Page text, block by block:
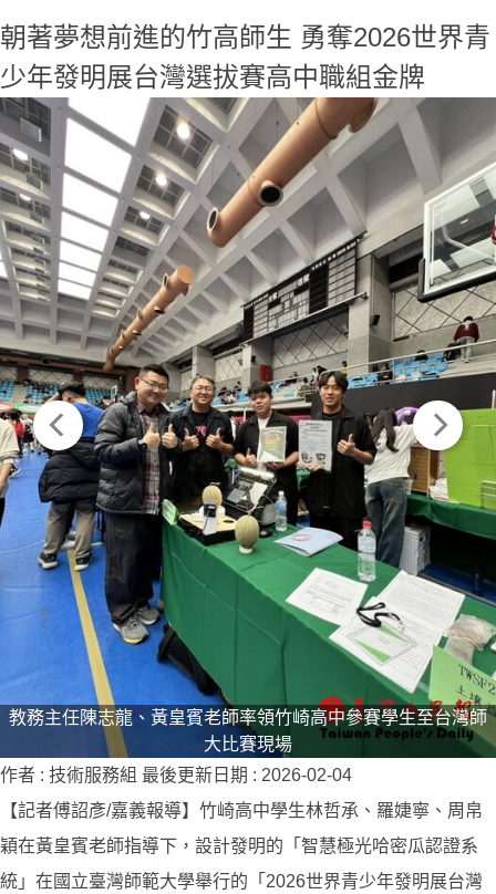
朝著夢想前進的竹高師生 勇奪2026世界青
少年發明展台灣選拔賽高中職組金牌
教務主任陳志龍、黃皇賓老師率領竹崎高中參賽學生至台灣師
大比賽現場
作者 : 技術服務組 最後更新日期 : 2026-02-04
【記者傅詔彥/嘉義報導】竹崎高中學生林哲承、羅婕寧、周帛
穎在黃皇賓老師指導下，設計發明的「智慧極光哈密瓜認證系
統」在國立臺灣師範大學舉行的「2026世界青少年發明展台灣